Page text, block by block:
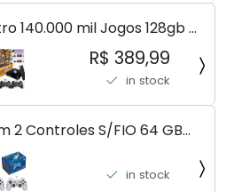
140.000 mil Jogos 128gb 2
Fio Premiun (SEM FIO)
R$ 389,99
in stock
2 Controles S/FIO 64 GB
Venha Conferir!!!
in stock